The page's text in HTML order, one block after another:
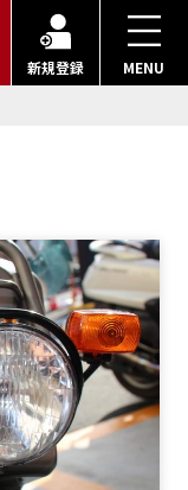
新規登録 MENU